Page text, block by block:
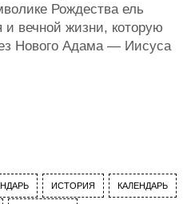
Рождества ель
и вечной жизни, которую
Нового Адама — Иисуса
ИСТОРИЯ КАЛЕНДАРЬ